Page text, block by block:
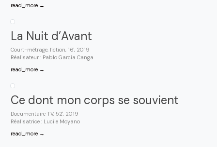
read_more →
La Nuit d’Avant
Court-métrage, fiction, 16', 2019
Réalisateur : Pablo García Canga
read_more →
Ce dont mon corps se souvient
Documentaire TV, 52', 2019
Réalisatrice : Lucile Moyano
read_more →